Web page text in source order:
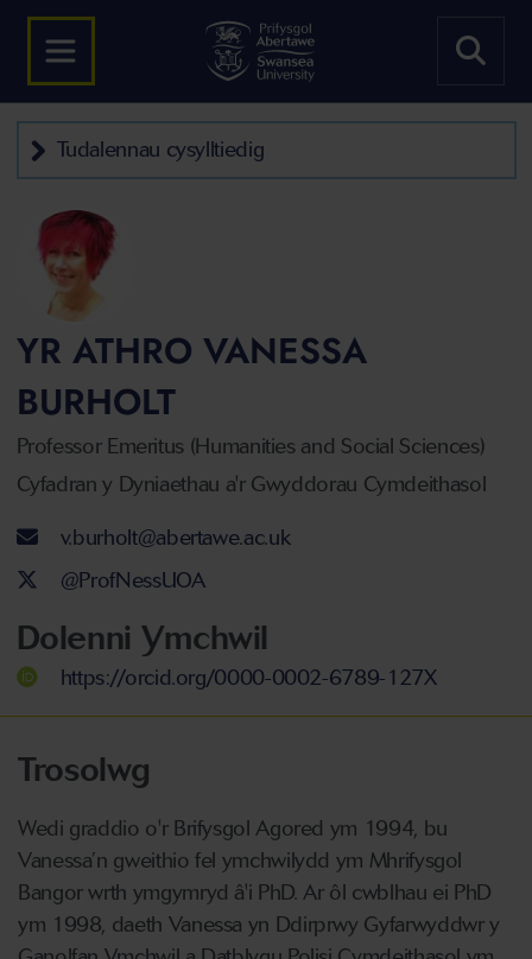
Tudalennau cysylltiedig
YR ATHRO VANESSA
BURHOLT
Professor Emeritus (Humanities and Social Sciences)
Cyfadran y Dyniaethau a'r Gwyddorau Cymdeithasol
Cyfeiriad ebost
v.burholt@abertawe.ac.uk
Twitter Account
@ProfNessUOA
Dolenni Ymchwil
https://orcid.org/0000-0002-6789-127X
Trosolwg
Wedi graddio o'r Brifysgol Agored ym 1994, bu
Vanessa’n gweithio fel ymchwilydd ym Mhrifysgol
Bangor wrth ymgymryd â'i PhD. Ar ôl cwblhau ei PhD
ym 1998, daeth Vanessa yn Ddirprwy Gyfarwyddwr y